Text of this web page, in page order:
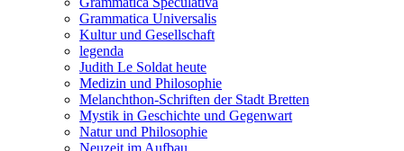
Grammatica Universalis
Kultur und Gesellschaft
legenda
Judith Le Soldat heute
Medizin und Philosophie
Melanchthon-Schriften der Stadt Bretten
Mystik in Geschichte und Gegenwart
Natur und Philosophie
Neuzeit im Aufbau